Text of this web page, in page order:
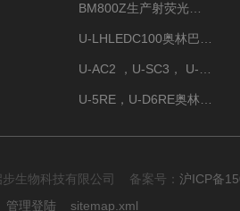
生物科技有限公司 备案号： 沪ICP备
管理登陆 sitemap.xml